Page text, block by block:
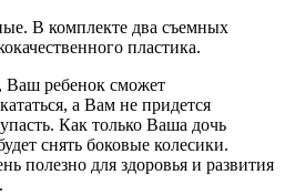
В комплекте два съемных
пластика.
Ваш ребенок сможет
а Вам не придется
Как только Ваша дочь
снять боковые колесики.
полезно для здоровья и развития